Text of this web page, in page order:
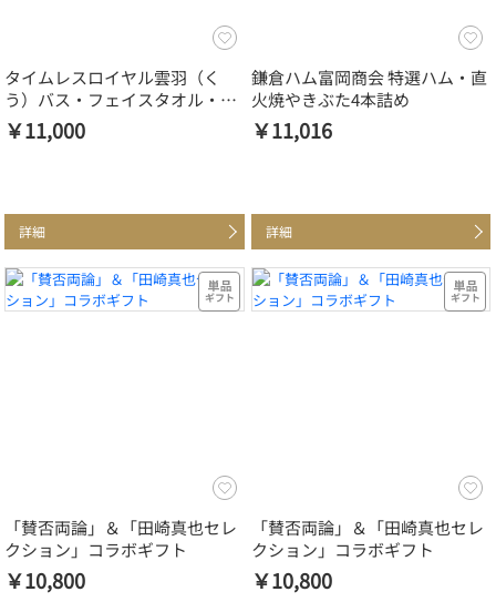
タイムレスロイヤル雲羽（く
う）バス・フェイスタオル・タ
オルハンカチセット
￥11,000
詳細
鎌倉ハム富岡商会 特選ハム・直
火焼やきぶた4本詰め
￥11,016
詳細
「賛否両論」＆「田崎真也セレ
クション」コラボギフト
￥10,800
「賛否両論」＆「田崎真也セレ
クション」コラボギフト
￥10,800